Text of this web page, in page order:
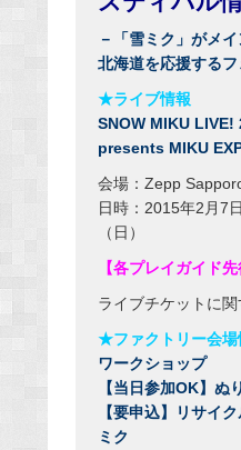
－「雪ミク」がメ
北海道を応援する
★ライブ情報
SNOW MIKU LIVE!
presents MIKU
会場：Zepp
日時：2015年2月7
（日）
【各プレイガイド
ライブチケットに
★ファクトリー会場
ワークショップ
【当日参加OK】ぬ
【要申込】リサイ
ミク